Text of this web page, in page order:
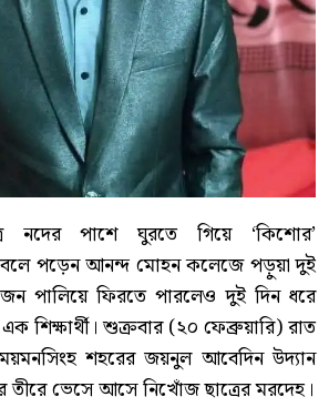
নদের পাশে ঘুরতে গিয়ে ‘কিশোর’
পড়েন আনন্দ মোহন কলেজে পড়ুয়া দুই
পালিয়ে ফিরতে পারলেও দুই দিন ধরে
শিক্ষার্থী। শুক্রবার (২০ ফেব্রুয়ারি) রাত
শহরের জয়নুল আবেদিন উদ্যান
তীরে ভেসে আসে নিখোঁজ ছাত্রের মরদেহ।